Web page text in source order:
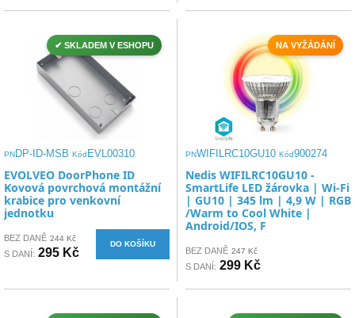
✔ SKLADEM V ESHOPU
PNDP-ID-MSB Kód EVL00310
EVOLVEO DoorPhone ID
Kovová povrchová montážní
krabice pro venkovní
jednotku
BEZ DANĚ 244 Kč
S DANÍ: 295 Kč
DO KOŠÍKU
NA VYŽÁDÁNÍ
PNWIFILRC10GU10 Kód900274
Nedis WIFILRC10GU10 -
SmartLife LED žárovka | Wi-Fi
| GU10 | 345 lm | 4,9 W | RGB
/Warm to Cool White |
Android/IOS, F
BEZ DANĚ 247 Kč
S DANÍ: 299 Kč